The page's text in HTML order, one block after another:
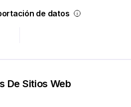
de datos
De Sitios Web